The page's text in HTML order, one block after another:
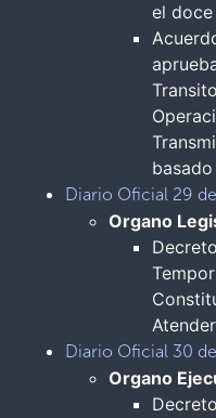
el
Diario Oficial 29
Organo
Diario Oficial 30
Organo